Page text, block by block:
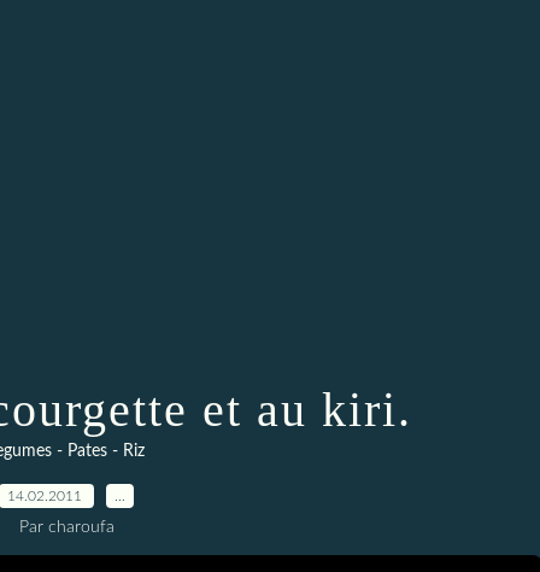
et au kiri.
- Pates - Riz
14.02.2011
Par charoufa